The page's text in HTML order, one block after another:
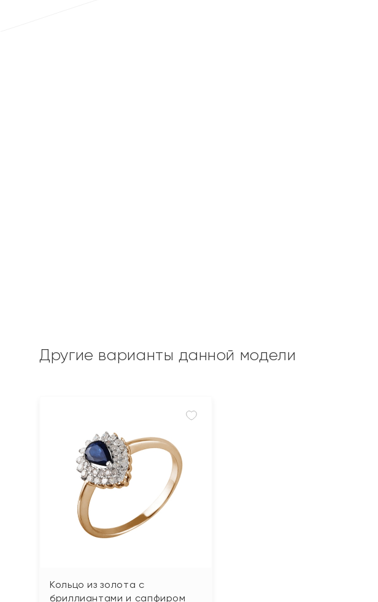
Другие варианты данной модели
Кольцо из золота с
бриллиантами и сапфиром